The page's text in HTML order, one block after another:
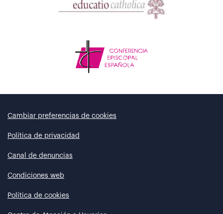
Cambiar preferencias de cookies
Política de privacidad
Canal de denuncias
Condiciones web
Política de cookies